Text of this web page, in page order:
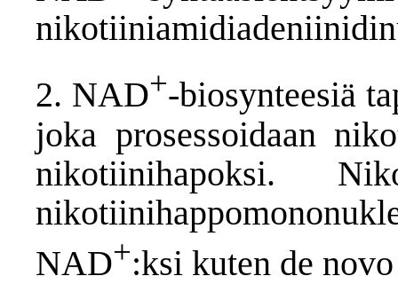
2. NAD+-biosynteesiä
joka prosessoidaan
nikotiinihapoksi.
NAD+:ksi kuten de